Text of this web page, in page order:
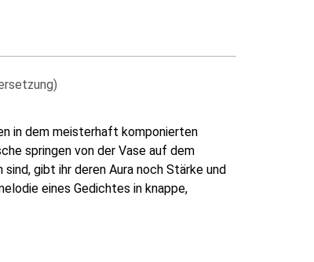
in dem meisterhaft komponierten
springen von der Vase auf dem
gibt ihr deren Aura noch Stärke und
eines Gedichtes in knappe,